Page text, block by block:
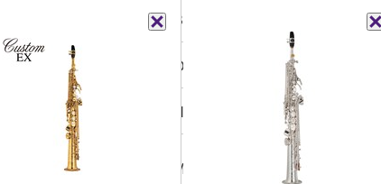
Bb
Type One-piece
Decoration Hand engraved
Key
Mother of pearl